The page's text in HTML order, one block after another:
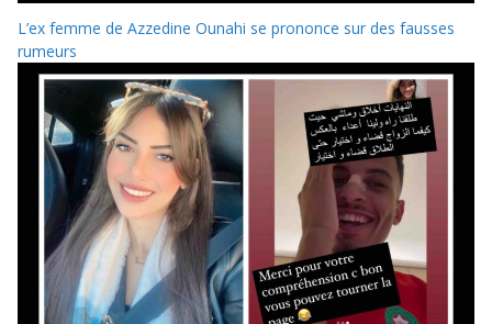
L’ex femme de Azzedine Ounahi se prononce sur des fausses
rumeurs